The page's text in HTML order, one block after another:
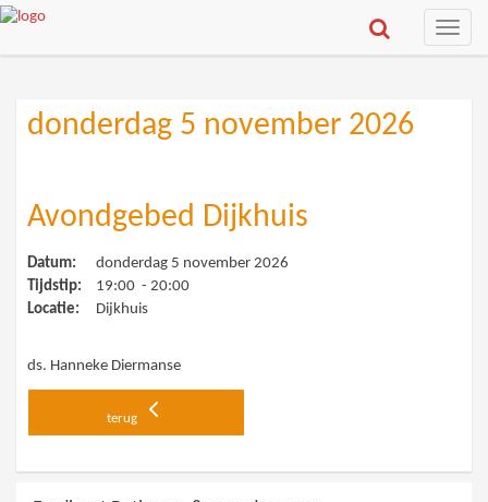
Toggle
donderdag 5 november 2026
Avondgebed Dijkhuis
Datum:
donderdag 5 november 2026
Tijdstip:
19:00 - 20:00
Locatie:
Dijkhuis
ds. Hanneke Diermanse
terug